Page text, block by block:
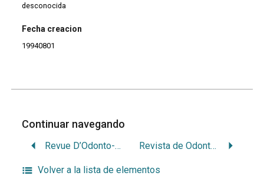
desconocida
Fecha creacion
19940801
Continuar navegando
Revue D’Odonto-Stomatologie du Midi de la France Revista de Odontología da Metodista.
Volver a la lista de elementos